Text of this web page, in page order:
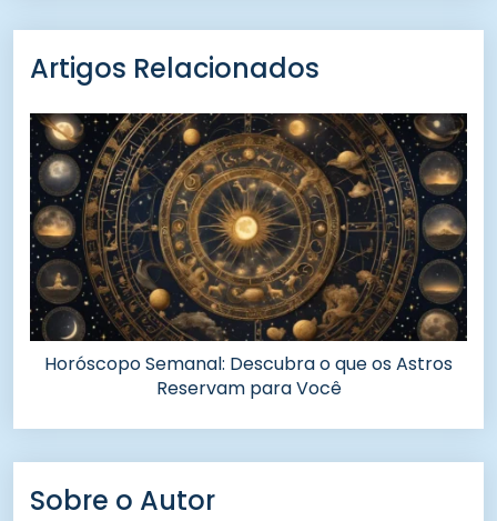
Artigos Relacionados
Horóscopo Semanal: Descubra o que os Astros
Reservam para Você
Sobre o Autor